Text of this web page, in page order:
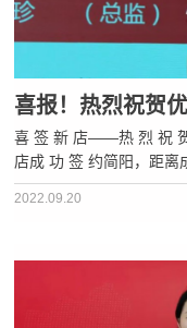
喜 签 新 店——热 烈 祝
店成 功 签 约简阳，距离
的美誉有着2000多年的
2022.09.20